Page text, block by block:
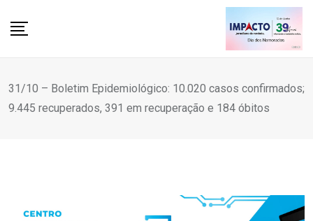
31/10 – Boletim Epidemiológico: 10.020 casos confirmados;
9.445 recuperados, 391 em recuperação e 184 óbitos